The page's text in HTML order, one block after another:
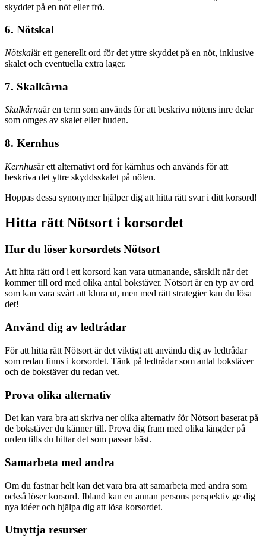
skyddet på en nöt eller frö.
6. Nötskal
Nötskalär ett generellt ord för det yttre skyddet på en nöt, inklusive
skalet och eventuella extra lager.
7. Skalkärna
Skalkärnaär en term som används för att beskriva nötens inre delar
som omges av skalet eller huden.
8. Kernhus
Kernhusär ett alternativt ord för kärnhus och används för att
beskriva det yttre skyddsskalet på nöten.
Hoppas dessa synonymer hjälper dig att hitta rätt svar i ditt korsord!
Hitta rätt Nötsort i korsordet
Hur du löser korsordets Nötsort
Att hitta rätt ord i ett korsord kan vara utmanande, särskilt när det
kommer till ord med olika antal bokstäver. Nötsort är en typ av ord
som kan vara svårt att klura ut, men med rätt strategier kan du lösa
det!
Använd dig av ledtrådar
För att hitta rätt Nötsort är det viktigt att använda dig av ledtrådar
som redan finns i korsordet. Tänk på ledtrådar som antal bokstäver
och de bokstäver du redan vet.
Prova olika alternativ
Det kan vara bra att skriva ner olika alternativ för Nötsort baserat på
de bokstäver du känner till. Prova dig fram med olika längder på
orden tills du hittar det som passar bäst.
Samarbeta med andra
Om du fastnar helt kan det vara bra att samarbeta med andra som
också löser korsord. Ibland kan en annan persons perspektiv ge dig
nya idéer och hjälpa dig att lösa korsordet.
Utnyttja resurser